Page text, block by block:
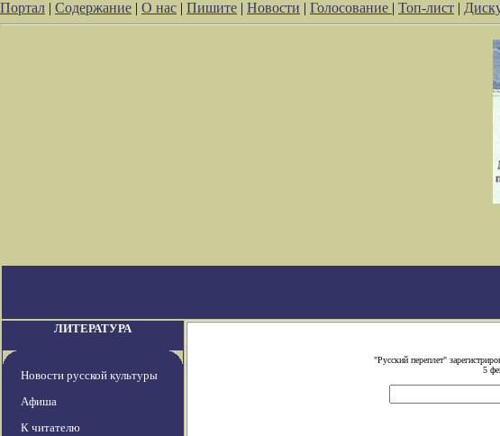
Портал | Содержание | О нас | Пишите | Новости | Голосование | Топ-лист |
ЛИТЕРАТУРА
Новости русской культуры
Афиша
К читателю
"Русский переплет"
5